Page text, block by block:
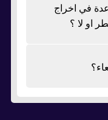
في اخراج
او لا ؟